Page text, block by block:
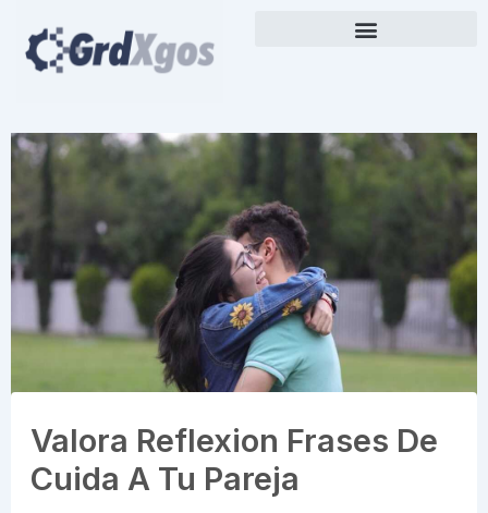
content
Valora Reflexion Frases De
Cuida A Tu Pareja